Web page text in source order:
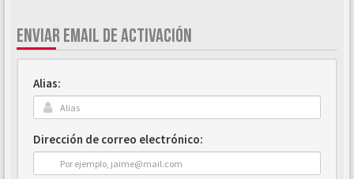
ENVIAR EMAIL DE ACTIVACIÓN
Alias:
Dirección de correo electrónico: